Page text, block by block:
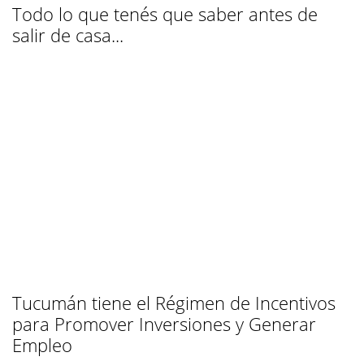
Todo lo que tenés que saber antes de
salir de casa...
Tucumán tiene el Régimen de Incentivos
para Promover Inversiones y Generar
Empleo